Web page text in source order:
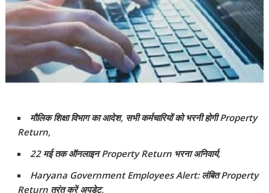
मौलिक शिक्षा विभाग का आदेश, सभी कर्मचारियों को भरनी होगी Property
Return,
22 मई तक ऑनलाइन Property Return भरना अनिवार्य,
Haryana Government Employees Alert: लंबित Property
Return तुरंत करें अपडेट,